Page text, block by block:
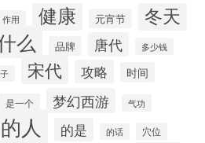
作用 健康 元宵节 冬天
么 品牌 唐代 多少钱
宋代 攻略 时间
是一个 梦幻西游 气功
的人 的是 的话 穴位